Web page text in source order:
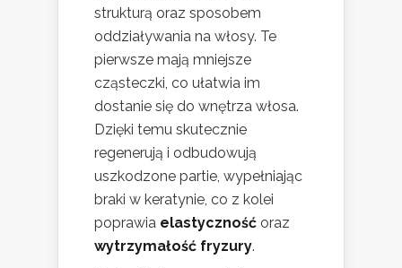
strukturą oraz sposobem
oddziaływania na włosy. Te
pierwsze mają mniejsze
cząsteczki, co ułatwia im
dostanie się do wnętrza włosa.
Dzięki temu skutecznie
regenerują i odbudowują
uszkodzone partie, wypełniając
braki w keratynie, co z kolei
poprawia elastyczność oraz
wytrzymałość fryzury.